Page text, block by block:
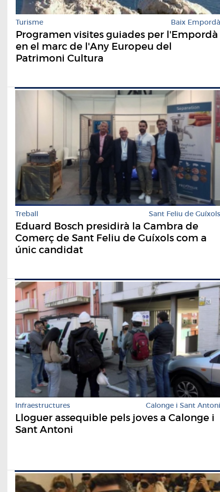
Turisme Baix Empordà
Programen visites guiades per l'Empordà
en el marc de l'Any Europeu del
Patrimoni Cultura
Treball Sant Feliu de Guíxols
Eduard Bosch presidirà la Cambra de
Comerç de Sant Feliu de Guíxols com a
únic candidat
Infraestructures Calonge i Sant Antoni
Lloguer assequible pels joves a Calonge i
Sant Antoni